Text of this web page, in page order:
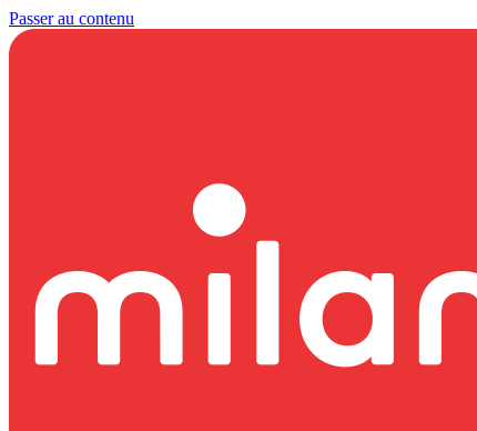
Passer au contenu